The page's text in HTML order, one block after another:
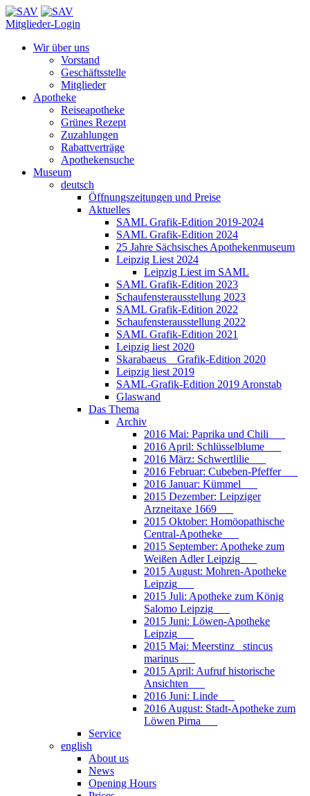
Mitglieder-Login
Wir über uns
Vorstand
Geschäftsstelle
Mitglieder
Apotheke
Reiseapotheke
Grünes Rezept
Zuzahlungen
Rabattverträge
Apothekensuche
Museum
deutsch
Öffnungszeitungen und Preise
Aktuelles
SAML Grafik-Edition 2019-2024
SAML Grafik-Edition 2024
25 Jahre Sächsisches Apothekenmuseum
Leipzig Liest 2024
Leipzig Liest im SAML
SAML Grafik-Edition 2023
Schaufensterausstellung 2023
SAML Grafik-Edition 2022
Schaufensterausstellung 2022
SAML Grafik-Edition 2021
Leipzig liest 2020
Skarabaeus _ Grafik-Edition 2020
Leipzig liest 2019
SAML-Grafik-Edition 2019 Aronstab
Glaswand
Das Thema
Archiv
2016 Mai: Paprika und Chili___
2016 April: Schlüsselblume___
2016 März: Schwertlilie___
2016 Februar: Cubeben-Pfeffer___
2016 Januar: Kümmel___
2015 Dezember: Leipziger
Arzneitaxe 1669___
2015 Oktober: Homöopathische
Central-Apotheke___
2015 September: Apotheke zum
Weißen Adler Leipzig___
2015 August: Mohren-Apotheke
Leipzig___
2015 Juli: Apotheke zum König
Salomo Leipzig___
2015 Juni: Löwen-Apotheke
Leipzig___
2015 Mai: Meerstinz_ stincus
marinus___
2015 April: Aufruf historische
Ansichten___
2016 Juni: Linde___
2016 August: Stadt-Apotheke zum
Löwen Pirna___
Service
english
About us
News
Opening Hours